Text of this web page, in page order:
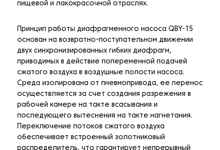
пищевой и лакокрасочной отраслях.
Принцип работы диафрагменного насоса QBY-15
основан на возвратно-поступательном движении
двух синхронизированных гибких диафрагм,
приводимых в действие попеременной подачей
сжатого воздуха в воздушные полости насоса.
Среда изолирована от пневмопривода, ее перенос
осуществляется за счет создания разрежения в
рабочей камере на такте всасывания и
последующего вытеснения на такте нагнетания.
Переключение потоков сжатого воздуха
обеспечивает встроенный золотниковый
распределитель, что гарантирует непрерывный